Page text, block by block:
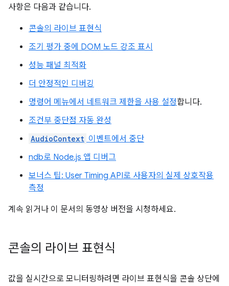
사항은 다음과 같습니다.
콘솔의 라이브 표현식
조기 평가 중에 DOM 노드 강조 표시
성능 패널 최적화
더 안정적인 디버깅
명령어 메뉴에서 네트워크 제한을 사용 설정합니다.
조건부 중단점 자동 완성
AudioContext 이벤트에서 중단
ndb로 Node.js 앱 디버그
보너스 팁: User Timing API로 사용자의 실제 상호작용
측정
계속 읽거나 이 문서의 동영상 버전을 시청하세요.
콘솔의 라이브 표현식
값을 실시간으로 모니터링하려면 라이브 표현식을 콘솔 상단에